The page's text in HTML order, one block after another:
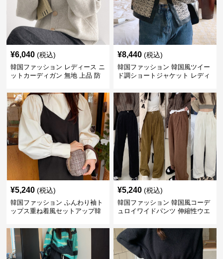
¥6,040 (税込)
韓国ファッション レディース ニ
ットカーディガン 無地 上品 防
¥8,440 (税込)
韓国ファッション 韓国風ツイー
ド調ショートジャケット レディ
¥5,240 (税込)
韓国ファッション ふんわり袖ト
ップス重ね着風セットアップ韓
¥5,240 (税込)
韓国ファッション 韓国風コーデ
ュロイワイドパンツ 伸縮性ウエ